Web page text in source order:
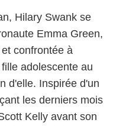
Hilary Swank se
Emma Green,
confrontée à
adolescente au
d'elle. Inspirée d'un
les derniers mois
Kelly avant son